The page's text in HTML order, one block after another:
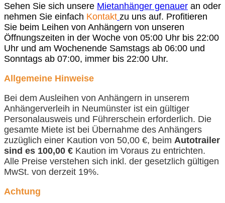
Sehen Sie sich unsere Mietanhänger genauer an oder
nehmen Sie einfach Kontakt zu uns auf. Profitieren
Sie beim Leihen von Anhängern von unseren
Öffnungszeiten in der Woche von 05:00 Uhr bis 22:00
Uhr und am Wochenende Samstags ab 06:00 und
Sonntags ab 07:00, immer bis 22:00 Uhr.
Allgemeine Hinweise
Bei dem Ausleihen von Anhängern in unserem
Anhängerverleih in Neumünster ist ein gültiger
Personalausweis und Führerschein erforderlich. Die
gesamte Miete ist bei Übernahme des Anhängers
zuzüglich einer Kaution von 50,00 €, beim Autotrailer
sind es 100,00 € Kaution im Voraus zu entrichten.
Alle Preise verstehen sich inkl. der gesetzlich gültigen
MwSt. von derzeit 19%.
Achtung